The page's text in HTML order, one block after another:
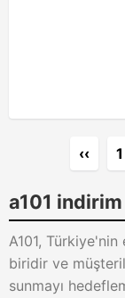
‹‹ 1
a101
A101,
biridir ve
sunmayı